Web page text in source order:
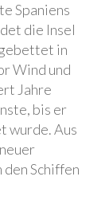
Spaniens
die Insel
in
Wind und
Jahre
bis er
wurde. Aus
Schiffen